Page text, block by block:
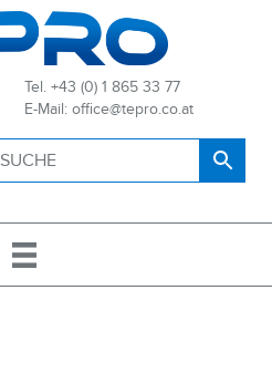
Tel. +43 (0) 1 865 33 77
E-Mail: office@tepro.co.at